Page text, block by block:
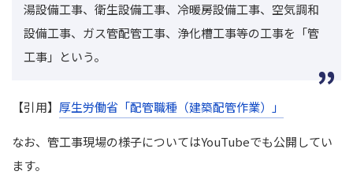
湯設備工事、衛生設備工事、冷暖房設備工事、空気調和
設備工事、ガス管配管工事、浄化槽工事等の工事を「管
工事」という。
【引用】 厚生労働省「配管職種（建築配管作業）」
なお、管工事現場の様子についてはYouTubeでも公開してい
ます。